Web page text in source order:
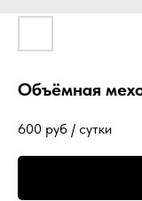
Объёмная
600 руб / сутки